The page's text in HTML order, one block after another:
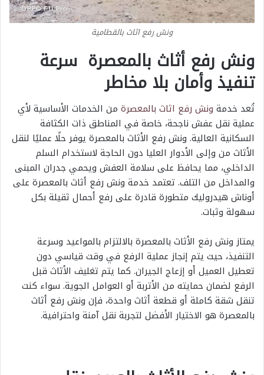
ونش رفع اثاث بالقطامية
ونش رفع أثاث بالمعصرة سرعة
تنفيذ وأمان بلا مخاطر
تُعد خدمة ونش رفع اثاث بالمعصرة من الخدمات الأساسية لأي
عملية نقل عفش ناجحة، خاصة في المناطق ذات الكثافة
السكانية العالية. ونش رفع الأثاث بالمعصرة يوفر حلًا عمليًا لنقل
الأثاث من وإلى الأدوار العليا دون الحاجة لاستخدام السلم
الداخلي، مما يحافظ على سلامة العفش ويحمي جدران المبنى
والمداخل من التلف. تعتمد خدمة ونش رفع أثاث بالمعصرة على
أوناش هيدروليك متطورة قادرة على رفع أحمال ثقيلة بكل
سهولة وثبات.
يمتاز ونش رفع الأثاث بالمعصرة بالالتزام بالمواعيد وسرعة
التنفيذ، حيث يتم إنجاز عملية الرفع في وقت قياسي دون
تعطيل العميل أو إزعاج الجيران. كما يتم تغليف الأثاث قبل
الرفع لضمان حمايته من الأتربة أو العوامل الجوية. سواء كنت
تنقل شقة كاملة أو قطعة أثاث واحدة، فإن ونش رفع أثاث
بالمعصرة هو الاختيار الأفضل لتجربة نقل آمنة واحترافية.